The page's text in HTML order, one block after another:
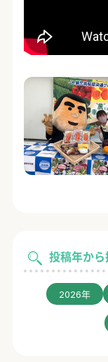
投稿年から
2026年